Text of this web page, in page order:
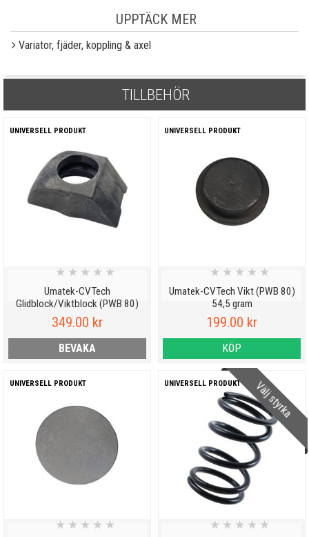
UPPTÄCK MER
Variator, fjäder, koppling & axel
TILLBEHÖR
UNIVERSELL PRODUKT
Umatek-CVTech
Glidblock/Viktblock (PWB 80)
★ ★ ★ ★ ★
349.00 kr
BEVAKA
UNIVERSELL PRODUKT
Umatek-CVTech Vikt (PWB 80)
54,5 gram
★ ★ ★ ★ ★
199.00 kr
KÖP
UNIVERSELL PRODUKT
★ ★ ★ ★ ★
Välj styrka
UNIVERSELL PRODUKT
★ ★ ★ ★ ★